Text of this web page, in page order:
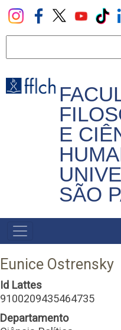
Pular
para
principal
E
SÃO
NAVEGADOR
PRINCIPAL
Eunice Ostrensky
Id Lattes
9100209435464735
Departamento